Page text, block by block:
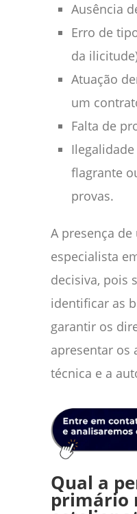
Ausência
Erro de
da
Atuação
um
Falta de
flagrante
provas.
A presença
especialista
decisiva, pois
identificar as
garantir os
apresentar os
técnica e a
Qual a
primário